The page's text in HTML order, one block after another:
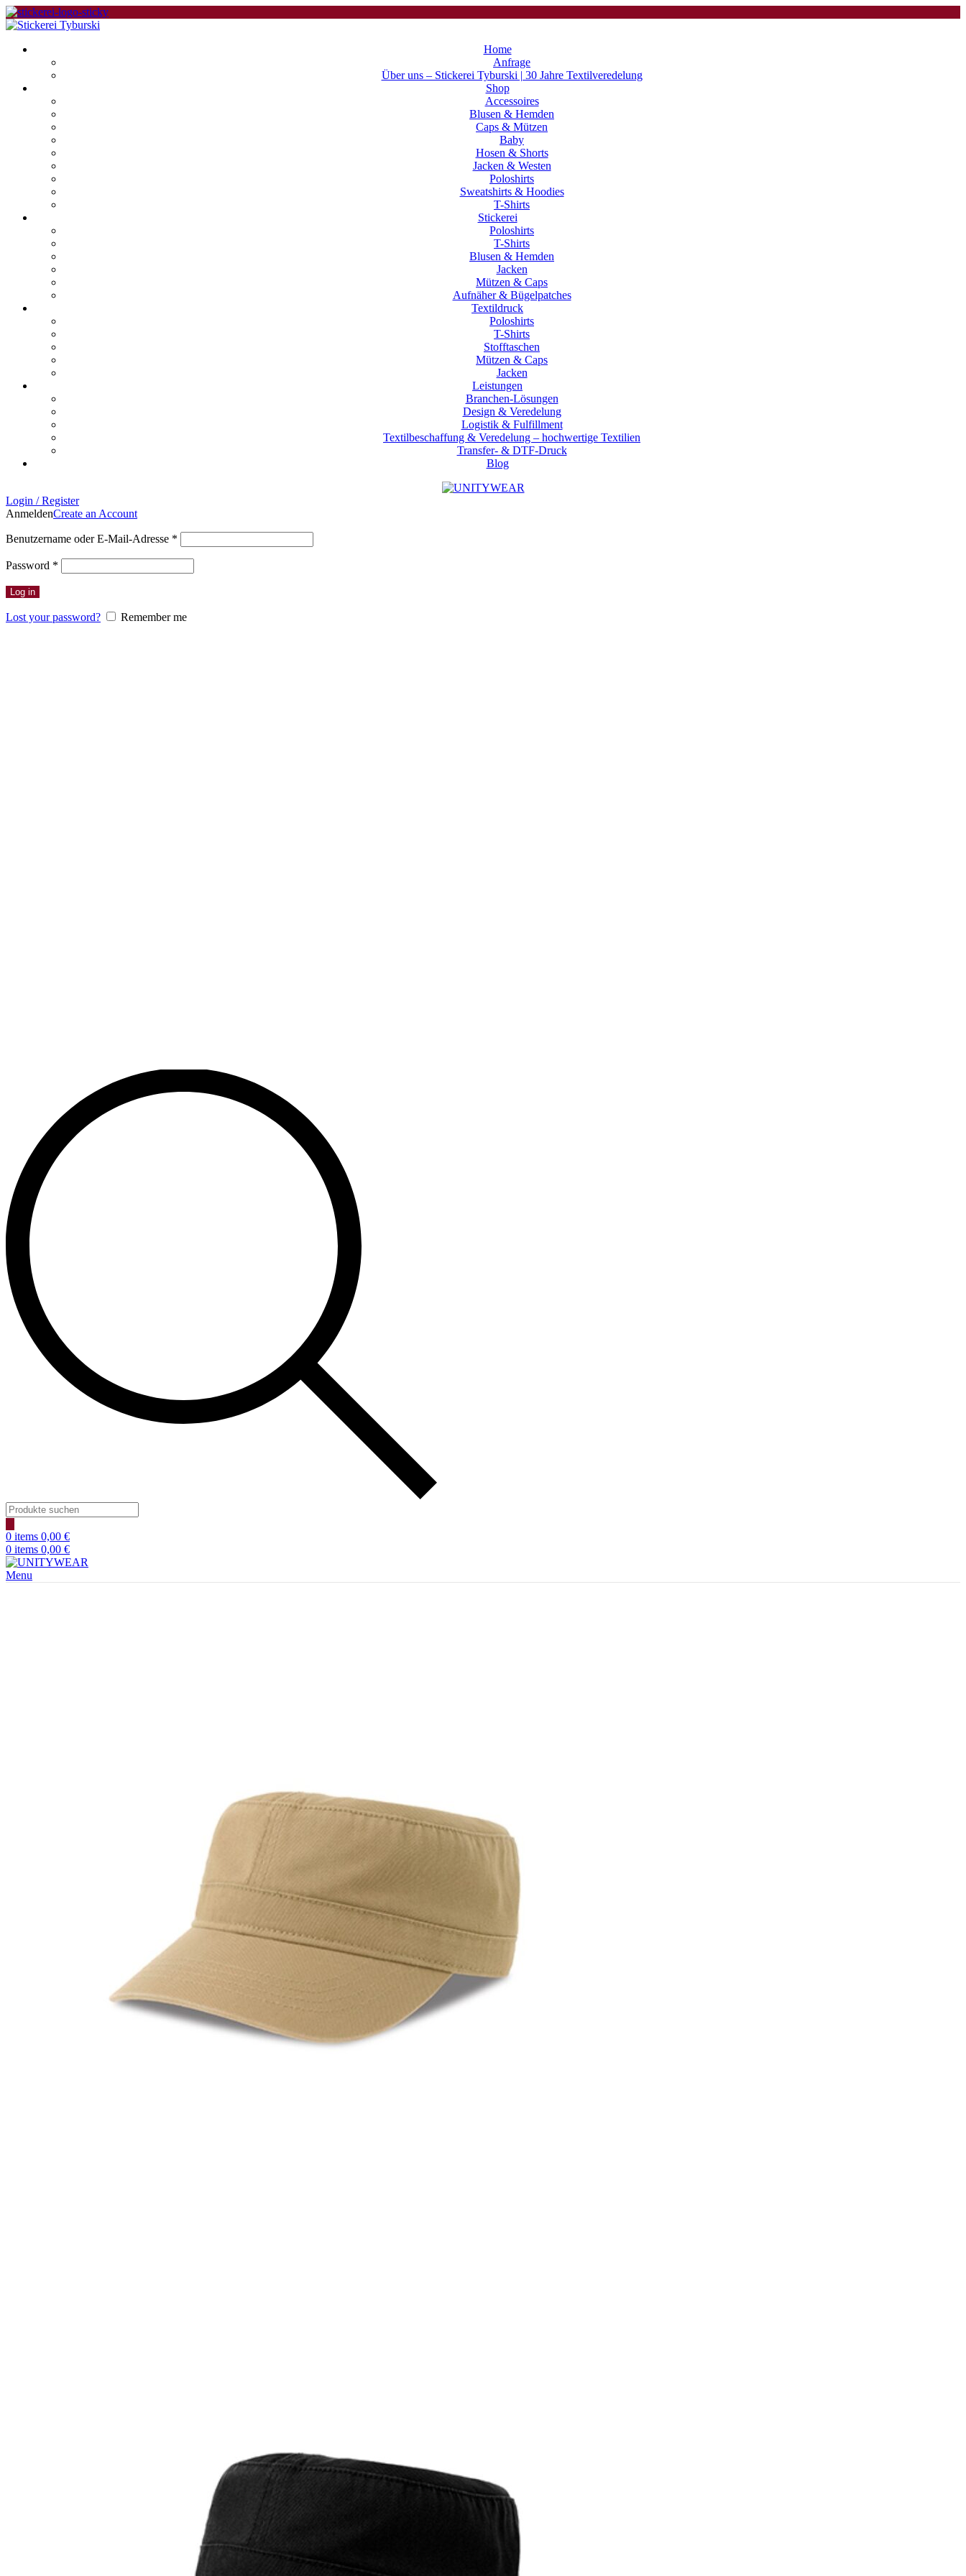
Home
Anfrage
Über uns – Stickerei Tyburski | 30 Jahre Textilveredelung
Shop
Accessoires
Blusen & Hemden
Caps & Mützen
Baby
Hosen & Shorts
Jacken & Westen
Poloshirts
Sweatshirts & Hoodies
T-Shirts
Stickerei
Poloshirts
T-Shirts
Blusen & Hemden
Jacken
Mützen & Caps
Aufnäher & Bügelpatches
Textildruck
Poloshirts
T-Shirts
Stofftaschen
Mützen & Caps
Jacken
Leistungen
Branchen-Lösungen
Design & Veredelung
Logistik & Fulfillment
Textilbeschaffung & Veredelung – hochwertige Textilien
Transfer- & DTF-Druck
Blog
Login / Register
AnmeldenCreate an Account
Benutzername oder E-Mail-Adresse *
Password *
Log in
Lost your password? Remember me
Products
search
0 items 0,00 €
0 items 0,00 €
Menu